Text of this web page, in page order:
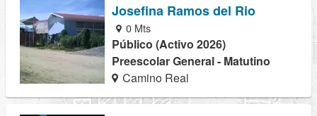
Josefina Ramos del Rio
0 Mts
Público (Activo 2026)
Preescolar General - Matutino
Camino Real